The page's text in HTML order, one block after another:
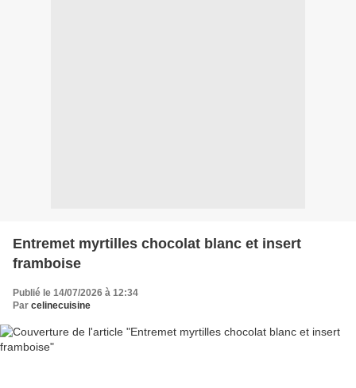
Entremet myrtilles chocolat blanc et insert
framboise
Publié le 14/07/2026 à 12:34
Par celinecuisine